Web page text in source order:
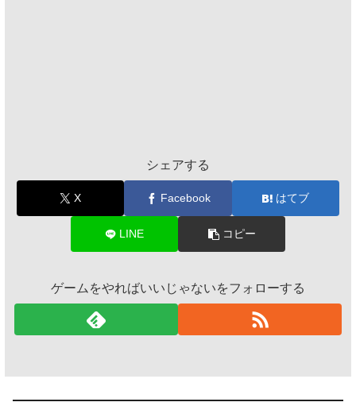
シェアする
X Facebook はてブ
LINE コピー
ゲームをやればいいじゃないをフォローする